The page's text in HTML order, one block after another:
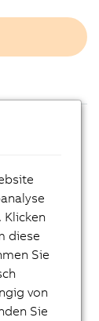
Klicken
diese
Sie
von
Sie